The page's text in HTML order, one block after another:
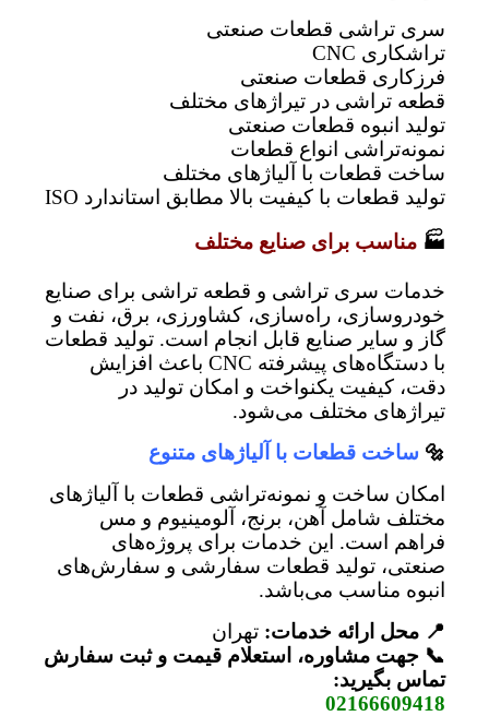
سری تراشی قطعات صنعتی
تراشکاری CNC
فرزکاری قطعات صنعتی
قطعه تراشی در تیراژهای مختلف
تولید انبوه قطعات صنعتی
نمونه‌تراشی انواع قطعات
ساخت قطعات با آلیاژهای مختلف
تولید قطعات با کیفیت بالا مطابق استاندارد ISO
مناسب برای صنایع مختلف
خدمات سری تراشی و قطعه تراشی برای صنایع
خودروسازی، راه‌سازی، کشاورزی، برق، نفت و
گاز و سایر صنایع قابل انجام است. تولید قطعات
با دستگاه‌های پیشرفته CNC باعث افزایش
دقت، کیفیت یکنواخت و امکان تولید در
تیراژهای مختلف می‌شود.
ساخت قطعات با آلیاژهای متنوع
امکان ساخت و نمونه‌تراشی قطعات با آلیاژهای
مختلف شامل آهن، برنج، آلومینیوم و مس
فراهم است. این خدمات برای پروژه‌های
صنعتی، تولید قطعات سفارشی و سفارش‌های
انبوه مناسب می‌باشد.
📍 محل ارائه خدمات:تهران
📞 جهت مشاوره، استعلام قیمت و ثبت سفارش
تماس بگیرید:
02166609418